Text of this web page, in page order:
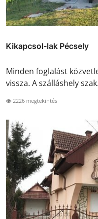
Kikapcsol-lak Pécsely
Minden foglalást
vissza. A szálláshely
2226 megtekintés